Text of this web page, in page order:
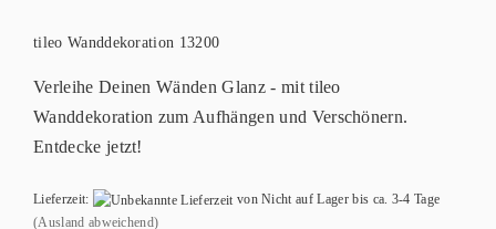
tileo Wanddekoration 13200
Verleihe Deinen Wänden Glanz - mit tileo
Wanddekoration zum Aufhängen und Verschönern.
Entdecke jetzt!
Lieferzeit:
von Nicht auf Lager bis ca. 3-4 Tage
(Ausland abweichend)